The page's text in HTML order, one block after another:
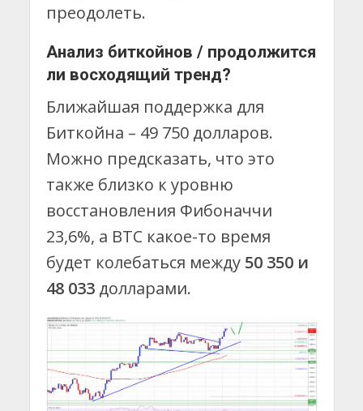
преодолеть.
Анализ биткойнов / продолжится
ли восходящий тренд?
Ближайшая поддержка для
Биткойна – 49 750 долларов.
Можно предсказать, что это
также близко к уровню
восстановления Фибоначчи
23,6%, а BTC какое-то время
будет колебаться между 50 350 и
48 033 долларами.